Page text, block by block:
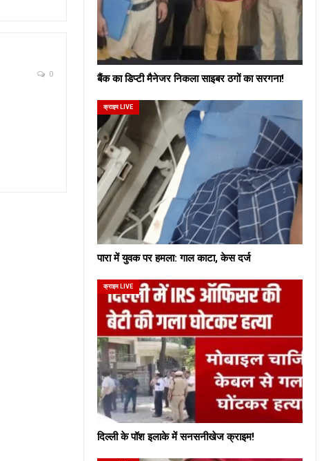
0 बैंक का डिप्टी मैनेजर निकला साइबर ठगों का सरगना!
क्राइम LIVE
पारा में युवक पर हमला: गाल काटा, केस दर्ज
क्राइम LIVE
दिल्ली के पॉश इलाके में सनसनीखेज क्राइम!